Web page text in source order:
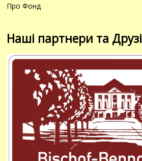
Про Фонд
Наші партнери та Друзі